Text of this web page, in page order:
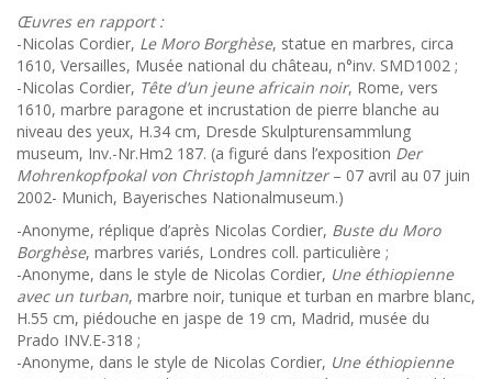
Œuvres en rapport :
-Nicolas Cordier, Le Moro Borghèse, statue en marbres, circa
1610, Versailles, Musée national du château, n°inv. SMD1002 ;
-Nicolas Cordier, Tête d’un jeune africain noir, Rome, vers
1610, marbre paragone et incrustation de pierre blanche au
niveau des yeux, H.34 cm, Dresde Skulpturensammlung
museum, Inv.-Nr.Hm2 187. (a figuré dans l’exposition Der
Mohrenkopfpokal von Christoph Jamnitzer– 07 avril au 07 juin
2002- Munich, Bayerisches Nationalmuseum.)
-Anonyme, réplique d’après Nicolas Cordier, Buste du Moro
Borghèse, marbres variés, Londres coll. particulière ;
-Anonyme, dans le style de Nicolas Cordier, Une éthiopienne
avec un turban, marbre noir, tunique et turban en marbre blanc,
H.55 cm, piédouche en jaspe de 19 cm, Madrid, musée du
Prado INV.E-318 ;
-Anonyme, dans le style de Nicolas Cordier, Une éthiopienne